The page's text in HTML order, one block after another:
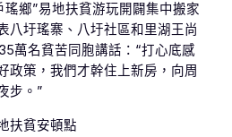
瑤鄉”易地扶貧游玩開闢集中搬家
八圩瑤寨、八圩社區和里湖王尚
萬名貧苦同胞講話：“打心底感
政策，我們才幹住上新房，向周
步。”
貧安頓點